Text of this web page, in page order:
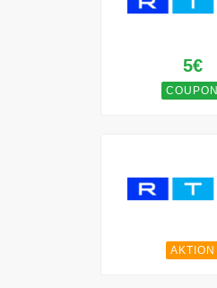
5€
COUPON
AKTION